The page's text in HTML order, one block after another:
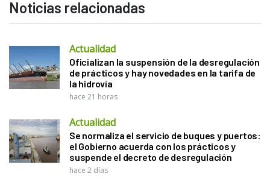
Noticias relacionadas
Actualidad
Oficializan la suspensión de la desregulación
de prácticos y hay novedades en la tarifa de
la hidrovía
hace 21 horas
Actualidad
Se normaliza el servicio de buques y puertos:
el Gobierno acuerda con los prácticos y
suspende el decreto de desregulación
hace 2 días